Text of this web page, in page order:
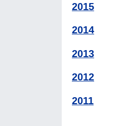
2015
2014
2013
2012
2011